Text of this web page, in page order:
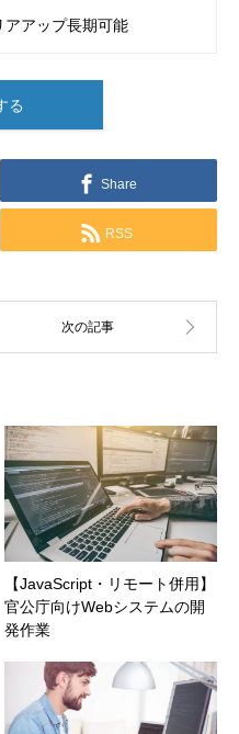
アアップ長期可能
る
Share
RSS
【JavaScript・リモート併用】
官公庁向けWebシステムの開
発作業